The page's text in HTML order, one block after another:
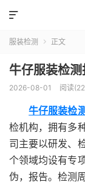

服装检测  正文
牛仔服装检
2026-08-01 阅读
牛仔服装检
检机构，拥有多
司主要以研发、
个领域均设有专
伪，报告。检测